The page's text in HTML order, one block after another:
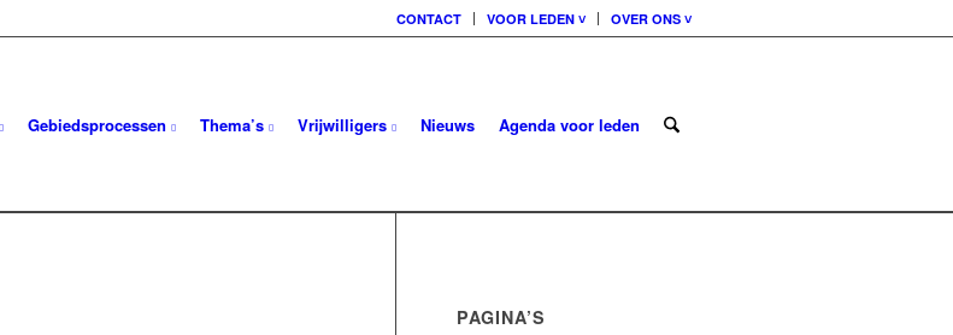
CONTACT VOOR LEDEN ˅ OVER ONS ˅
Gebiedsprocessen Thema’s Vrijwilligers Nieuws Agenda voor leden
PAGINA’S